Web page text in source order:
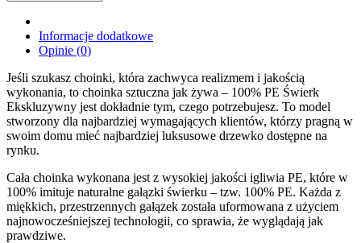
Informacje dodatkowe
Opinie (0)
Jeśli szukasz choinki, która zachwyca realizmem i jakością
wykonania, to choinka sztuczna jak żywa – 100% PE Świerk
Ekskluzywny jest dokładnie tym, czego potrzebujesz. To model
stworzony dla najbardziej wymagających klientów, którzy pragną w
swoim domu mieć najbardziej luksusowe drzewko dostępne na
rynku.
Cała choinka wykonana jest z wysokiej jakości igliwia PE, które w
100% imituje naturalne gałązki świerku – tzw. 100% PE. Każda z
miękkich, przestrzennych gałązek została uformowana z użyciem
najnowocześniejszej technologii, co sprawia, że wyglądają jak
prawdziwe.